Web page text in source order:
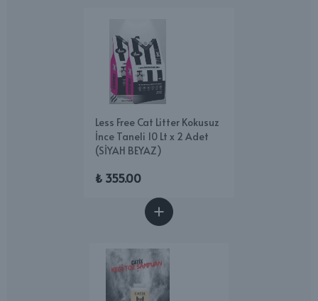
Less Free Cat Litter Kokusuz
İnce Taneli 10 Lt x 2 Adet
(SİYAH BEYAZ)
₺ 355.00